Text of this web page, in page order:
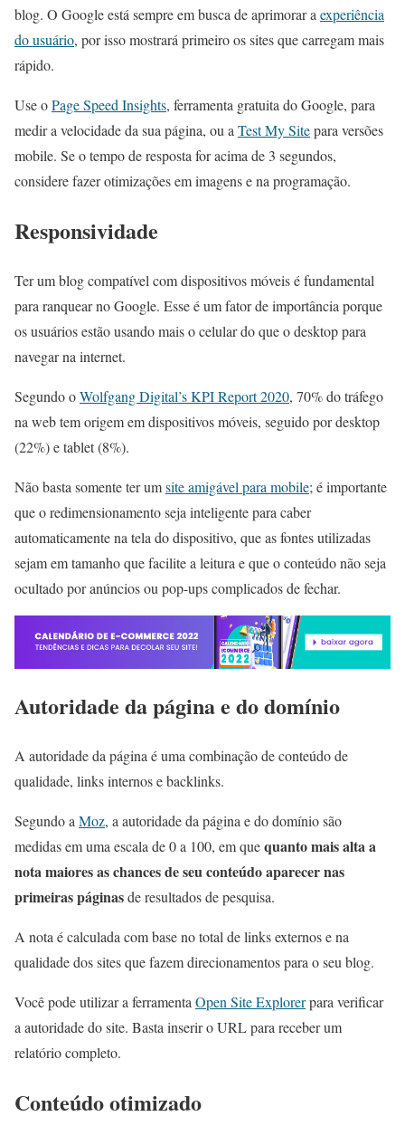
blog. O Google está sempre em busca de aprimorar aexperiência
do usuário, por isso mostrará primeiro os sites que carregam mais
rápido.
Use oPage Speed Insights, ferramenta gratuita do Google, para
medir a velocidade da sua página, ou aTest My Sitepara versões
mobile. Se o tempo de resposta for acima de 3 segundos,
considere fazer otimizações em imagens e na programação.
Responsividade
Ter um blog compatível com dispositivos móveis é fundamental
para ranquear no Google. Esse é um fator de importância porque
os usuários estão usando mais o celular do que o desktop para
navegar na internet.
Segundo oWolfgang Digital’s KPI Report 2020, 70% do tráfego
na web tem origem em dispositivos móveis, seguido por desktop
(22%) e tablet (8%).
Não basta somente ter umsite amigável para mobile; é importante
que o redimensionamento seja inteligente para caber
automaticamente na tela do dispositivo, que as fontes utilizadas
sejam em tamanho que facilite a leitura e que o conteúdo não seja
ocultado por anúncios ou pop-ups complicados de fechar.
Autoridade da página e do domínio
A autoridade da página é uma combinação de conteúdo de
qualidade, links internos e backlinks.
Segundo a Moz, a autoridade da página e do domínio são
medidas em uma escala de 0 a 100, em quequanto mais alta a
nota maiores as chances de seu conteúdo aparecer nas
primeiras páginasde resultados de pesquisa.
A nota é calculada com base no total de links externos e na
qualidade dos sites que fazem direcionamentos para o seu blog.
Você pode utilizar a ferramenta Open Site Explorerpara verificar
a autoridade do site. Basta inserir o URL para receber um
relatório completo.
Conteúdo otimizado